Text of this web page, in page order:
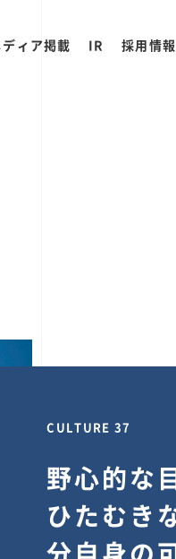
ィア掲載 IR 採用情報